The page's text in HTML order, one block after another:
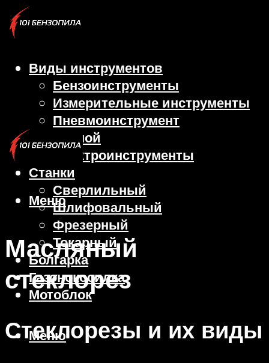
Виды инструментов
Бензоинструменты
Измерительные инструменты
Пневмоинструмент
Ручной
Электроинструменты
Станки
Сверлильный
Шлифовальный
Фрезерный
Токарный
Болгарка
Газонокосилка
Мотоблок
Меню
Меню
Масляный
стеклорез
Стеклорезы и их виды